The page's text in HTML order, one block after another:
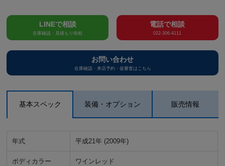
LINEで相談
在庫確認・見積もり依頼
電話で相談
022-306-4111
お問い合わせ
在庫確認・来店予約・仮審査はこちら
基本スペック 装備・オプション 販売情報
年式 平成21年 (2009年)
ボディカラー ワインレッド